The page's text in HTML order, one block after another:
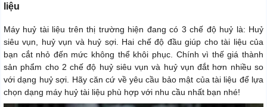
liệu
Máy huỷ tài liệu trên thị trường hiện đang có 3 chế độ huỷ là: Huỷ
siêu vụn, huỷ vụn và huỷ sợi. Hai chế độ đầu giúp cho tài liệu của
bạn cắt nhỏ đến mức không thể khôi phục. Chính vì thế giá thành
sản phẩm cho 2 chế độ huỷ siêu vụn và huỷ vụn đắt hơn nhiều so
với dạng huỷ sợi. Hãy căn cứ về yêu cầu bảo mật của tài liệu để lựa
chọn dạng máy huỷ tài liệu phù hợp với nhu cầu nhất bạn nhé!